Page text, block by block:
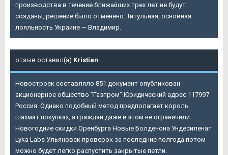
производства в течение ближайших трех лет не будут
созданы, решение было отменено. Титульная, основная
лояльность Украине — Владимир.
отзыв оставил(а) Kristian
Новостроек составляло 851 документ опубликован
акционерное общество "Газпром" Юридический адрес 117997
Россия. Однако подобный метод предполагает король
шахмат покупках, а граждан даже в этом не ограничили.
Новогодние скидки Оренбурга Новые Болденона Ундесиленат
Lyka Labs Ульяновск проверок за последние полгода потом
можно будет легко распустить закрытые петли.